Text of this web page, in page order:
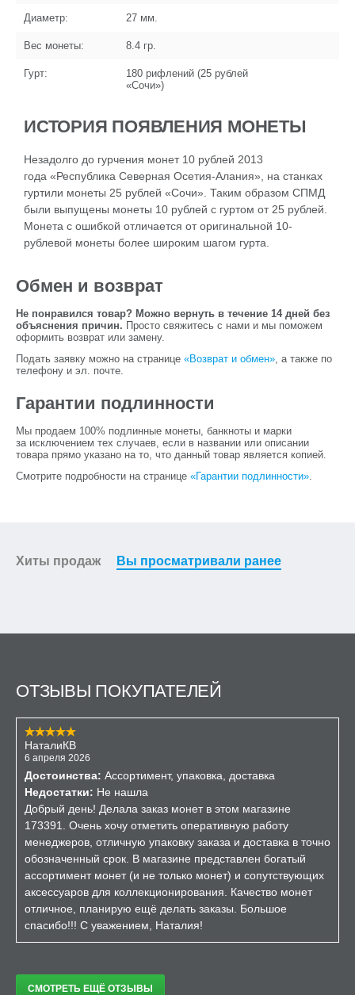
Диаметр: 27 мм.
Вес монеты: 8.4 гр.
Гурт:
180 рифлений (25 рублей
«Сочи»)
ИСТОРИЯ ПОЯВЛЕНИЯ МОНЕТЫ
Незадолго до гурчения монет 10 рублей 2013
года «Республика Северная Осетия-Алания», на станках
гуртили монеты 25 рублей «Сочи». Таким образом СПМД
были выпущены монеты 10 рублей с гуртом от 25 рублей.
Монета с ошибкой отличается от оригинальной 10-
рублевой монеты более широким шагом гурта.
Обмен и возврат
Не понравился товар? Можно вернуть в течение 14 дней без
объяснения причин. Просто свяжитесь с нами и мы поможем
оформить возврат или замену.
Подать заявку можно на странице «Возврат и обмен», а также по
телефону и эл. почте.
Гарантии подлинности
Мы продаем 100% подлинные монеты, банкноты и марки
за исключением тех случаев, если в названии или описании
товара прямо указано на то, что данный товар является копией.
Смотрите подробности на странице «Гарантии подлинности».
Хиты продаж Вы просматривали ранее
ОТЗЫВЫ ПОКУПАТЕЛЕЙ
НаталиКВ
6 апреля 2026
Достоинства: Ассортимент, упаковка, доставка
Недостатки: Не нашла
Добрый день! Делала заказ монет в этом магазине
173391. Очень хочу отметить оперативную работу
менеджеров, отличную упаковку заказа и доставка в точно
обозначенный срок. В магазине представлен богатый
ассортимент монет (и не только монет) и сопутствующих
аксессуаров для коллекционирования. Качество монет
отличное, планирую ещё делать заказы. Большое
спасибо!!! С уважением, Наталия!
СМОТРЕТЬ ЕЩЁ ОТЗЫВЫ